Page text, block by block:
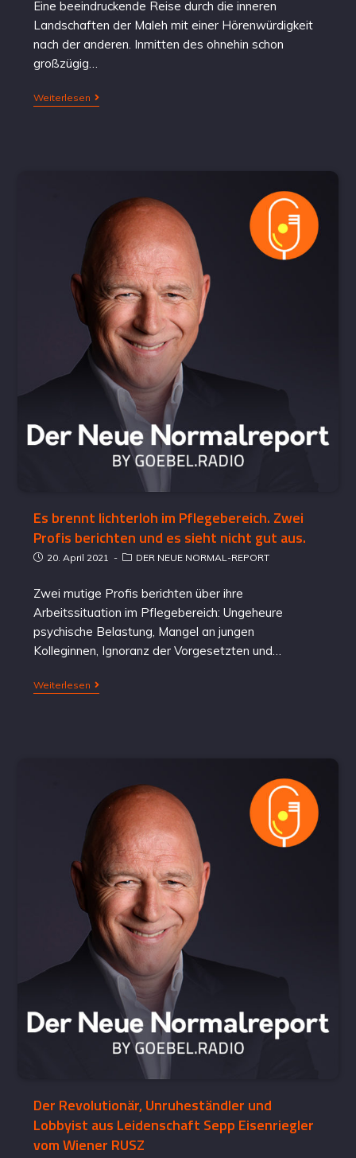
Eine beeindruckende Reise durch die inneren
Landschaften der Maleh mit einer Hörenwürdigkeit
nach der anderen. Inmitten des ohnehin schon
großzügig…
Weiterlesen
Es brennt lichterloh im Pflegebereich. Zwei
Profis berichten und es sieht nicht gut aus.
20. April 2021 DER NEUE NORMAL-REPORT
Zwei mutige Profis berichten über ihre
Arbeitssituation im Pflegebereich: Ungeheure
psychische Belastung, Mangel an jungen
Kolleginnen, Ignoranz der Vorgesetzten und…
Weiterlesen
Der Revolutionär, Unruheständler und
Lobbyist aus Leidenschaft Sepp Eisenriegler
vom Wiener RUSZ